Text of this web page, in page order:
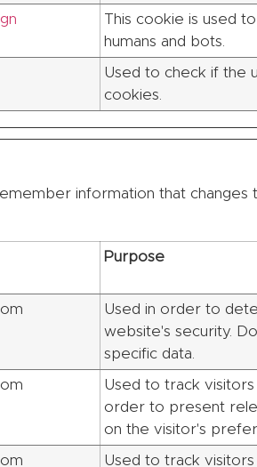
This cookie is used
humans and bots.
Used to check if the
cookies.
information that
Purpose
Used in order to
website's security.
specific data.
Used to track
order to present
on the visitor's
Used to track